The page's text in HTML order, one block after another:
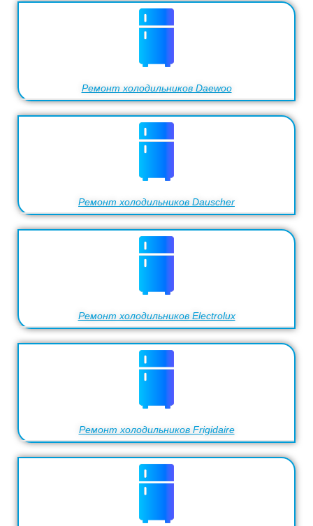
Ремонт холодильников Daewoo
Ремонт холодильников Dauscher
Ремонт холодильников Electrolux
Ремонт холодильников Frigidaire